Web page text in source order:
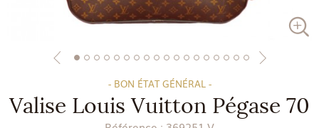
- BON ÉTAT GÉNÉRAL -
Valise Louis Vuitton Pégase 70